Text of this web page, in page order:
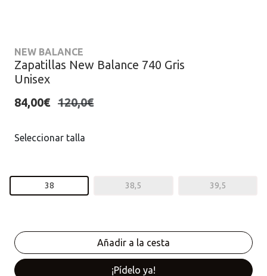
NEW BALANCE
Zapatillas New Balance 740 Gris
Unisex
84,00€ 120,0€
Seleccionar talla
38 38,5 39,5
¡Pídelo ya!